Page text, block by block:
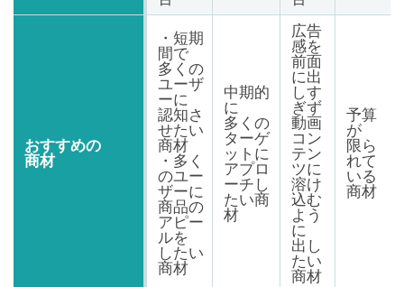
おすすめの
商材
・短期
間で
多くの
ユーザ
ーに
認知さ
せたい
商材
・多く
のユー
ザーに
商品の
アピー
ルを
したい
商材
中期的
に
多くの
ターゲ
ットに
アプロ
ーチし
たい商
材
広告
感を
前面
に出
しす
ぎず
動画
コン
テン
ツに
溶け
込む
よう
に
出し
たい
商材
予算
が
限ら
れて
いる
商材